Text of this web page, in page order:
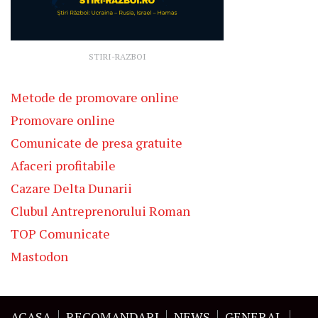
STIRI-RAZBOI
Metode de promovare online
Promovare online
Comunicate de presa gratuite
Afaceri profitabile
Cazare Delta Dunarii
Clubul Antreprenorului Roman
TOP Comunicate
Mastodon